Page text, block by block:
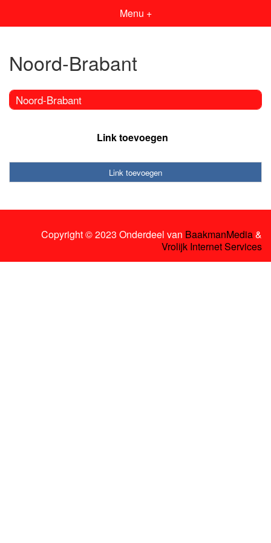
Menu +
Noord-Brabant
Noord-Brabant
Link toevoegen
Link toevoegen
Copyright © 2023 Onderdeel van BaakmanMedia&
Vrolijk Internet Services